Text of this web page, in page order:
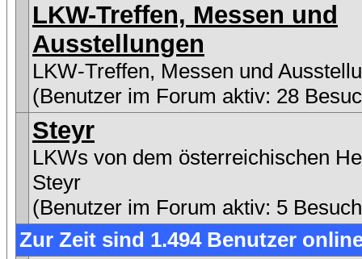
LKW-Treffen, Messen und
Ausstellungen
LKW-Treffen, Messen und
(Benutzer im Forum aktiv: 28
Steyr
LKWs von dem österreichischen
Steyr
(Benutzer im Forum aktiv: 5
Zur Zeit sind 1.494 Benutzer